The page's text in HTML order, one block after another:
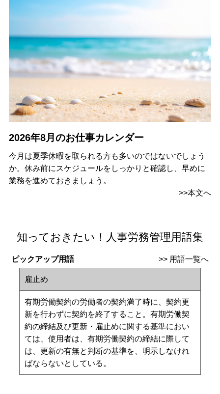
2026年8月のお仕事カレンダー
今月は夏季休暇を取られる方も多いのではないでしょう
か。休み前にスケジュールをしっかりと確認し、早めに
業務を進めておきましょう。
>>本文へ
知っておきたい！人事労務管理用語集
ピックアップ用語 >> 用語一覧へ
雇止め
有期労働契約の労働者の契約満了時に、契約更
新を行わずに契約を終了すること。有期労働契
約の締結及び更新・雇止めに関する基準におい
ては、使用者は、有期労働契約の締結に際して
は、更新の有無と判断の基準を、明示しなけれ
ばならないとしている。